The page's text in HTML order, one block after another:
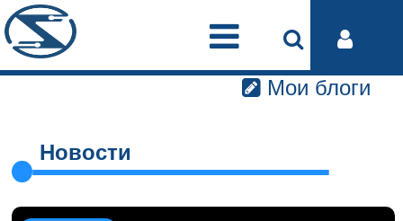
Мои блоги
Новости